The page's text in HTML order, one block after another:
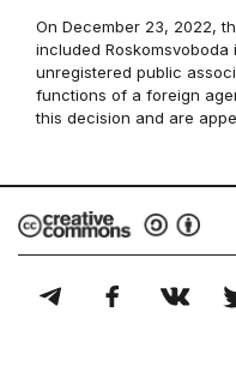
On December 23, 2022,
included
unregistered public
functions of a foreign
this decision and are